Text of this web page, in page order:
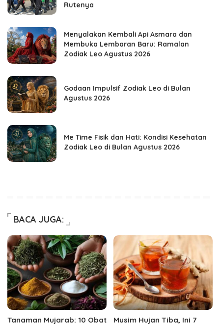
Rutenya
Menyalakan Kembali Api Asmara dan
Membuka Lembaran Baru: Ramalan
Zodiak Leo Agustus 2026
Godaan Impulsif Zodiak Leo di Bulan
Agustus 2026
Me Time Fisik dan Hati: Kondisi Kesehatan
Zodiak Leo di Bulan Agustus 2026
BACA JUGA:
Tanaman Mujarab: 10 Obat
Musim Hujan Tiba, Ini 7